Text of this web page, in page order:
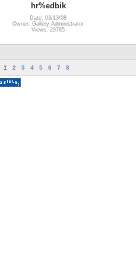
hr%edbik
Date: 03/13/08
Owner: Gallery Administrator
Views: 29785
1 2 3 4 5 6 7 8